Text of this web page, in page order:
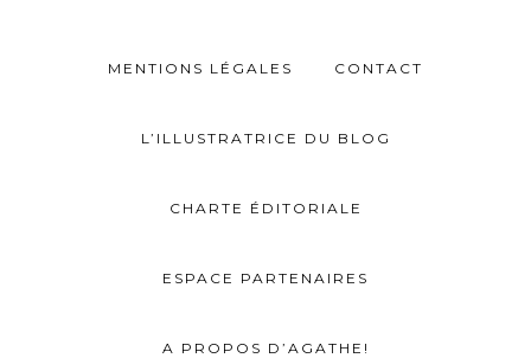
MENTIONS LÉGALES CONTACT
L’ILLUSTRATRICE DU BLOG
CHARTE ÉDITORIALE
ESPACE PARTENAIRES
A PROPOS D’AGATHE!